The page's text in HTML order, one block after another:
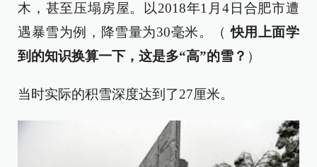
木，甚至压塌房屋。以2018年1月4日合肥市遭
遇暴雪为例，降雪量为30毫米。（ 快用上面学
到的知识换算一下，这是多“高”的雪？ ）
当时实际的积雪深度达到了27厘米。